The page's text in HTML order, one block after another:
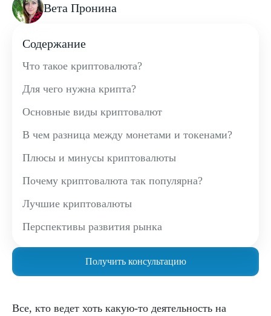
Все, кто ведет хоть какую-то деятельность на
Вета Пронина
Содержание
Что такое криптовалюта?
Для чего нужна крипта?
Основные виды криптовалют
В чем разница между монетами и токенами?
Плюсы и минусы криптовалюты
Почему криптовалюта так популярна?
Лучшие криптовалюты
Перспективы развития рынка
Получить консультацию